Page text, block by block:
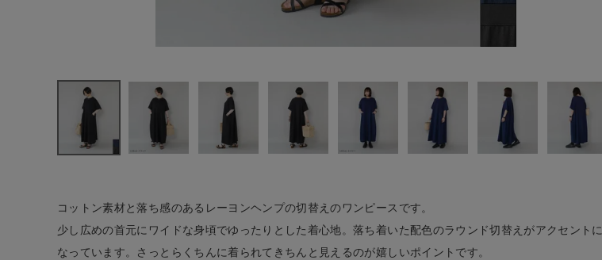
ナチュラル服
ファッション雑貨
コットン素材と落ち感のあるレーヨンヘンプの切替えのワンピースです。
少し広めの首元にワイドな身頃でゆったりとした着心地。落ち着いた配色のラウンド切替えがアクセントに
なっています。さっとらくちんに着られてきちんと見えるのが嬉しいポイントです。